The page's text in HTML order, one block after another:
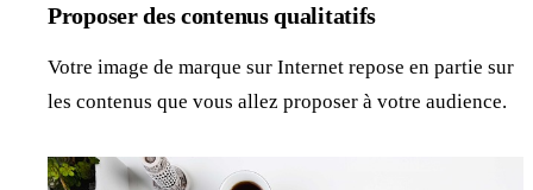
Proposer des contenus qualitatifs
Votre image de marque sur Internet repose en partie sur
les contenus que vous allez proposer à votre audience.